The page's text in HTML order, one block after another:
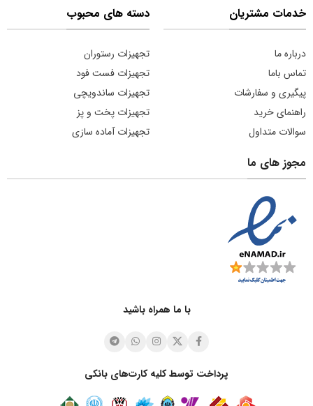
خدمات مشتریان
درباره ما
تماس باما
پیگیری و سفارشات
راهنمای خرید
سوالات متداول
دسته های محبوب
تجهیزات رستوران
تجهیزات فست فود
تجهیزات ساندویچی
تجهیزات پخت و پز
تجهیزات آماده سازی
مجوز های ما
با ما همراه باشید
پرداخت توسط کلیه کارت‌های بانکی